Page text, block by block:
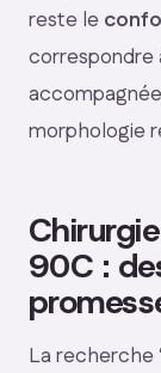
reste le
correspondre
morphologie
90C :
La recherche